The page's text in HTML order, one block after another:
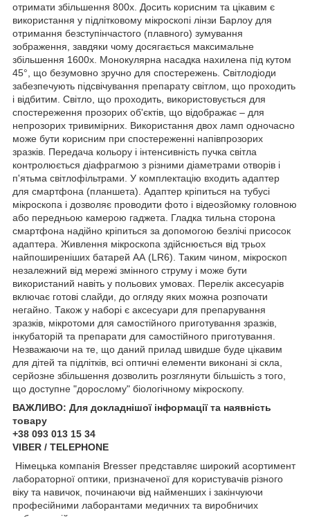
отримати збільшення 800х. Досить корисним та цікавим є
використання у підлітковому мікроскопі лінзи Барлоу для
отримання безступінчастого (плавного) зумування
зображення, завдяки чому досягається максимальне
збільшення 1600х. Монокулярна насадка нахилена під кутом
45°, що безумовно зручно для спостережень. Світлодіоди
забезпечують підсвічування препарату світлом, що проходить
і відбитим. Світло, що проходить, використовується для
спостереження прозорих об'єктів, що відображає – для
непрозорих тривимірних. Використання двох ламп одночасно
може бути корисним при спостереженні напівпрозорих
зразків. Передача кольору і інтенсивність пучка світла
контролюється діафрагмою з різними діаметрами отворів і
п'ятьма світлофільтрами. У комплектацію входить адаптер
для смартфона (планшета). Адаптер кріпиться на тубусі
мікроскопа і дозволяє проводити фото і відеозйомку головною
або передньою камерою гаджета. Гладка тильна сторона
смартфона надійно кріпиться за допомогою безлічі присосок
адаптера. Живлення мікроскопа здійснюється від трьох
найпоширеніших батарей АА (LR6). Таким чином, мікроскоп
незалежний від мережі змінного струму і може бути
використаний навіть у польових умовах. Перелік аксесуарів
включає готові слайди, до огляду яких можна розпочати
негайно. Також у наборі є аксесуари для препарування
зразків, мікротоми для самостійного приготування зразків,
інкубаторій та препарати для самостійного приготування.
Незважаючи на те, що даний прилад швидше буде цікавим
для дітей та підлітків, всі оптичні елементи виконані зі скла,
серйозне збільшення дозволить розглянути більшість з того,
що доступне "дорослому" біологічному мікроскопу.
ВАЖЛИВО: Для докладнішої інформації та наявність
товару
+38 093 013 15 34
VIBER / TELEPHONE
Німецька компанія Bresser представляє широкий асортимент
лабораторної оптики, призначеної для користувачів різного
віку та навичок, починаючи від найменших і закінчуючи
професійними лаборантами медичних та виробничих